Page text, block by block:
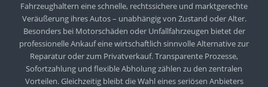
Fahrzeughaltern eine schnelle, rechtssichere und marktgerechte
Veräußerung ihres Autos – unabhängig von Zustand oder Alter.
Besonders bei Motorschäden oder Unfallfahrzeugen bietet der
professionelle Ankauf eine wirtschaftlich sinnvolle Alternative zur
Reparatur oder zum Privatverkauf. Transparente Prozesse,
Sofortzahlung und flexible Abholung zählen zu den zentralen
Vorteilen. Gleichzeitig bleibt die Wahl eines seriösen Anbieters